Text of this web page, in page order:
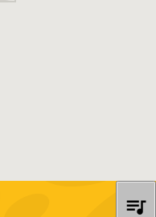
queue_music